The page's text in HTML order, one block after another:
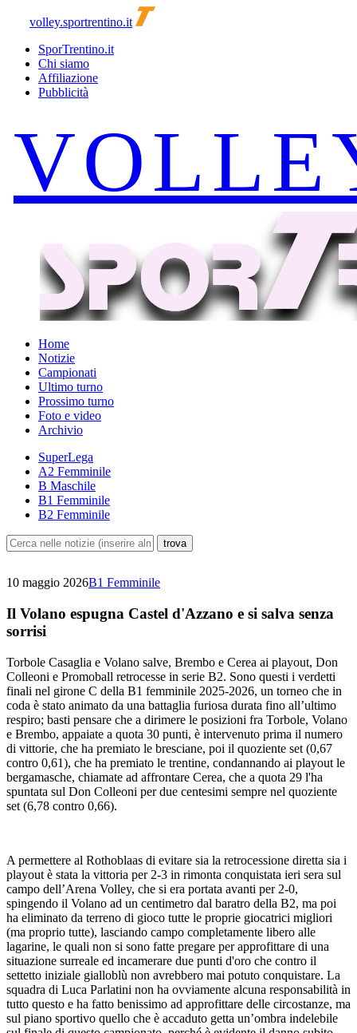
volley.sportrentino.it
SporTrentino.it
Chi siamo
Affiliazione
Pubblicità
Home
Notizie
Campionati
Ultimo turno
Prossimo turno
Foto e video
Archivio
SuperLega
A2 Femminile
B Maschile
B1 Femminile
B2 Femminile
10 maggio 2026B1 Femminile
Il Volano espugna Castel d'Azzano e si salva senza
sorrisi
Torbole Casaglia e Volano salve, Brembo e Cerea ai playout, Don
Colleoni e Promoball retrocesse in serie B2. Sono questi i verdetti
finali nel girone C della B1 femminile 2025-2026, un torneo che in
coda è stato animato da una battaglia furiosa durata fino all’ultimo
respiro; basti pensare che a dirimere le posizioni fra Torbole, Volano
e Brembo, appaiate a quota 30 punti, è intervenuto prima il numero
di vittorie, che ha premiato le bresciane, poi il quoziente set (0,67
contro 0,61), che ha premiato le trentine, condannando ai playout le
bergamasche, chiamate ad affrontare Cerea, che a quota 29 l'ha
spuntata sul Don Colleoni per due centesimi sempre nel quoziente
set (6,78 contro 0,66).
A permettere al Rothoblaas di evitare sia la retrocessione diretta sia i
playout è stata la vittoria per 2-3 in rimonta conquistata ieri sera sul
campo dell’Arena Volley, che si era portata avanti per 2-0,
spingendo il Volano ad un centimetro dal baratro della B2, ma poi
ha eliminato da terreno di gioco tutte le proprie giocatrici migliori
(ma proprio tutte), lasciando campo completamente libero alle
lagarine, le quali non si sono fatte pregare per approfittare di una
situazione surreale ed incamerare due punti d'oro che contro il
settetto iniziale gialloblù non avrebbero mai potuto conquistare. La
squadra di Luca Parlatini non ha ovviamente alcuna responsabilità in
tutto questo e ha fatto benissimo ad approfittare delle circostanze, ma
sul piano sportivo quello che è accaduto getta un’ombra indelebile